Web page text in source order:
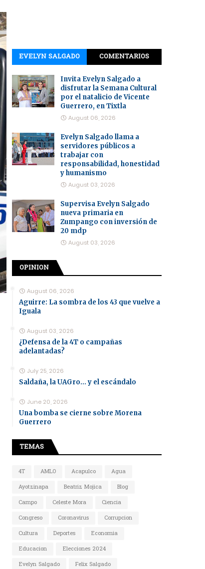
EVELYN SALGADO COMENTARIOS
Invita Evelyn Salgado a
disfrutar la Semana Cultural
por el natalicio de Vicente
Guerrero, en Tixtla
August 06, 2026
Evelyn Salgado llama a
servidores públicos a
trabajar con
responsabilidad, honestidad
y humanismo
August 03, 2026
Supervisa Evelyn Salgado
nueva primaria en
Zumpango con inversión de
20 mdp
August 03, 2026
OPINION
August 06, 2026
Aguirre: La sombra de los 43 que vuelve a
Iguala
August 03, 2026
¿Defensa de la 4T o campañas
adelantadas?
July 25, 2026
Saldaña, la UAGro... y el escándalo
June 20, 2026
Una bomba se cierne sobre Morena
Guerrero
TEMAS
4T AMLO Acapulco
Agua
Ayotzinapa
Beatriz Mojica
Blog
Campo
Celeste Mora
Ciencia
Congreso
Coronavirus
Corrupcion
Cultura
Deportes
Economia
Educacion
Elecciones 2024
Evelyn Salgado
Felix Salgado